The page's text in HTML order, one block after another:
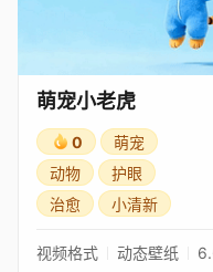
萌宠小老虎
0
萌宠
动物
护眼
治愈
小清新
视频格式 动态壁纸